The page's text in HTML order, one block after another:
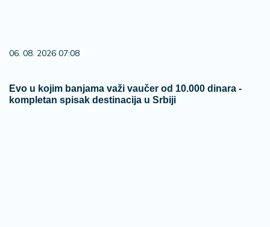
06. 08. 2026 07:08
Evo u kojim banjama važi vaučer od 10.000 dinara -
kompletan spisak destinacija u Srbiji